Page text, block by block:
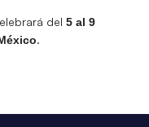
del 5 al 9
.